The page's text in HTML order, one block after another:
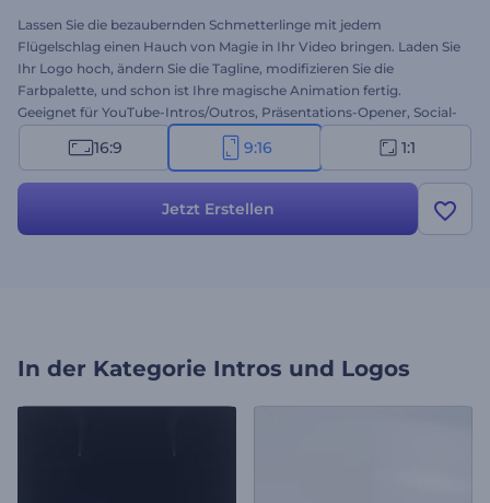
Lassen Sie die bezaubernden Schmetterlinge mit jedem
Flügelschlag einen Hauch von Magie in Ihr Video bringen. Laden Sie
Ihr Logo hoch, ändern Sie die Tagline, modifizieren Sie die
Farbpalette, und schon ist Ihre magische Animation fertig.
Geeignet für YouTube-Intros/Outros, Präsentations-Opener, Social-
Media-Anzeigen und dergleichen. Erschaffen Sie Ihre
Schmetterlingsfantasie noch heute!
16:9 9:16 1:1
Jetzt Erstellen
In der Kategorie Intros und Logos